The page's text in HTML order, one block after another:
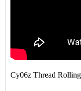
Cy06z Thread